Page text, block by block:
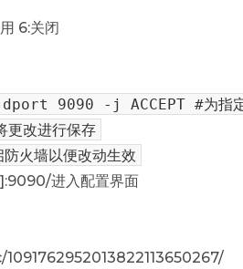
6:关闭
9090 -j ACCEPT #为指定
进行保存
以便改动生效
进入配置界面